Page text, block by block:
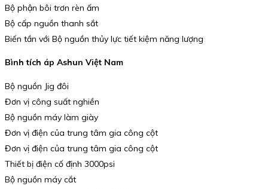
Bộ phận bôi trơn rèn ấm
Bộ cấp nguồn thanh sắt
Biến tần với Bộ nguồn thủy lực tiết kiệm năng lượng
Bình tích áp Ashun Việt Nam
Bộ nguồn Jig đôi
Đơn vị công suất nghiền
Bộ nguồn máy làm giày
Đơn vị điện của trung tâm gia công cột
Đơn vị điện của trung tâm gia công cột
Thiết bị điện cố định 3000psi
Bộ nguồn máy cắt